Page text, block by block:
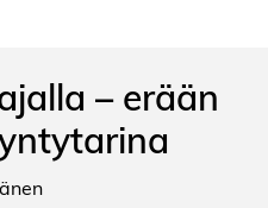
– erään